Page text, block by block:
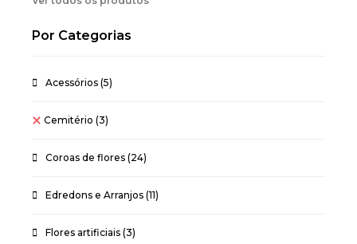
Por Categorias
Acessórios (5)
Cemitério (3)
Coroas de flores (24)
Edredons e Arranjos (11)
Flores artificiais (3)